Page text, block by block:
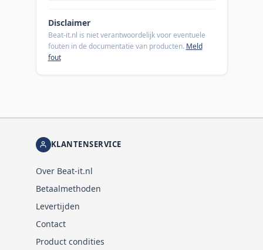
Disclaimer
Beat-it.nl is niet verantwoordelijk voor eventuele
fouten in de documentatie van producten. Meld
fout
KLANTENSERVICE
Over Beat-it.nl
Betaalmethoden
Levertijden
Contact
Product condities